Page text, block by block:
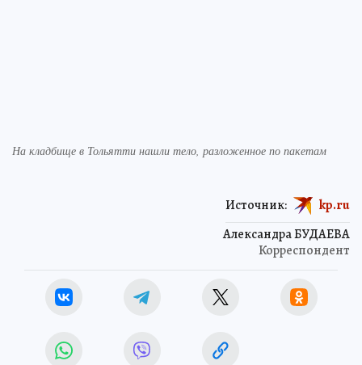
На кладбище в Тольятти нашли тело, разложенное по пакетам
Александра БУДАЕВА
Корреспондент
Источник: kp.ru